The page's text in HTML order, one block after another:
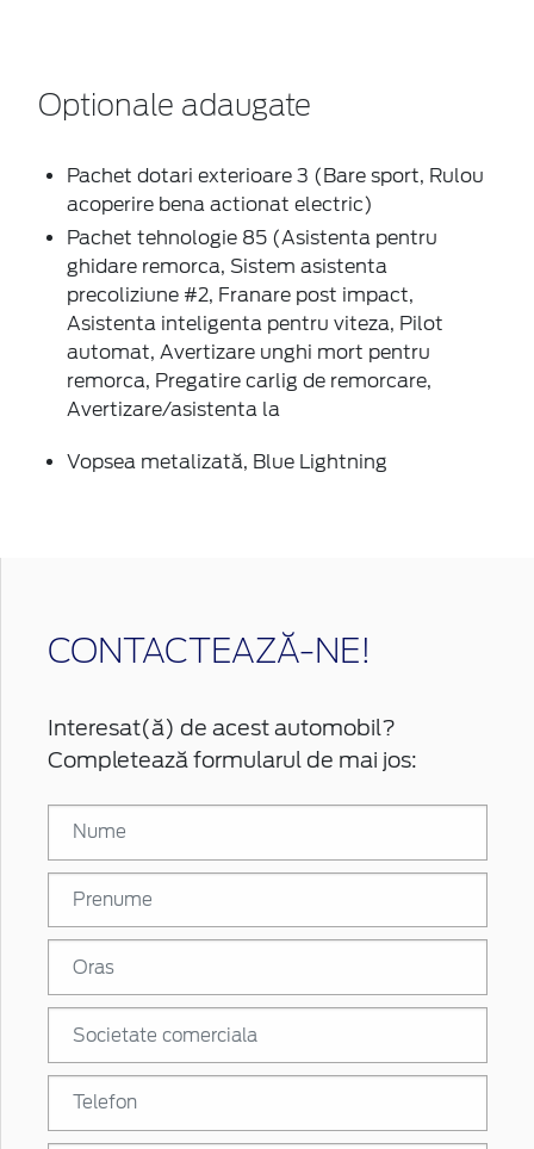
Optionale adaugate
Pachet dotari exterioare 3 (Bare sport, Rulou
acoperire bena actionat electric)
Pachet tehnologie 85 (Asistenta pentru
ghidare remorca, Sistem asistenta
precoliziune #2, Franare post impact,
Asistenta inteligenta pentru viteza, Pilot
automat, Avertizare unghi mort pentru
remorca, Pregatire carlig de remorcare,
Avertizare/asistenta la
Vopsea metalizată, Blue Lightning
CONTACTEAZĂ-NE!
Interesat(ă) de acest automobil?
Completează formularul de mai jos: